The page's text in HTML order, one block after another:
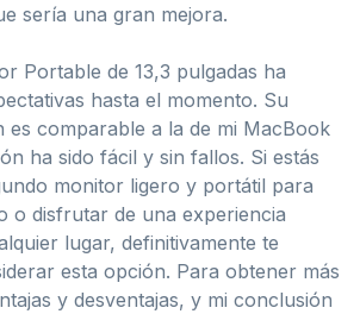
sería una gran mejora.
Portable de 13,3 pulgadas ha
hasta el momento. Su
es comparable a la de mi MacBook
ha sido fácil y sin fallos. Si estás
monitor ligero y portátil para
o disfrutar de una experiencia
lugar, definitivamente te
esta opción. Para obtener más
y desventajas, y mi conclusión